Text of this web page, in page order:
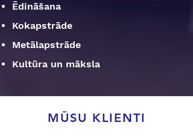
Ēdināšana
Kokapstrāde
Metālapstrāde
Kultūra un māksla
MŪSU KLIENTI